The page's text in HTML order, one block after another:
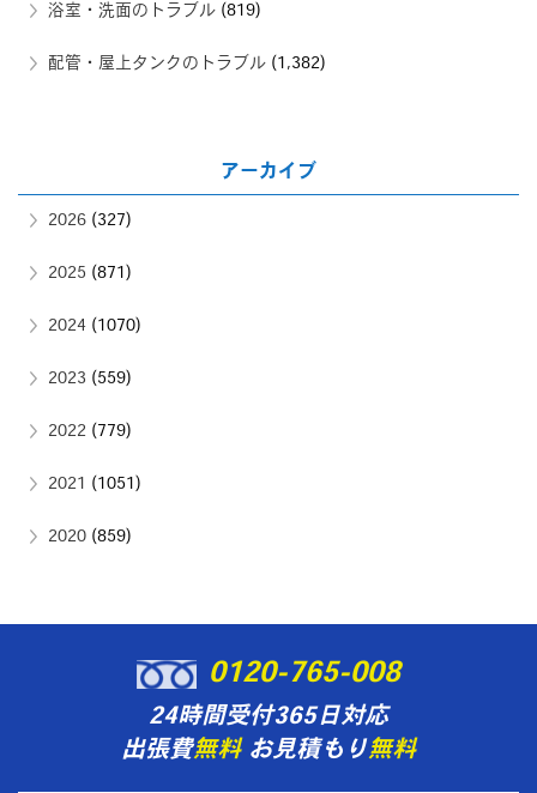
浴室・洗面のトラブル (819)
配管・屋上タンクのトラブル (1,382)
アーカイブ
2026 (327)
2025 (871)
2024 (1070)
2023 (559)
2022 (779)
2021 (1051)
2020 (859)
0120-765-008
24時間受付365日対応
出張費無料お見積もり無料